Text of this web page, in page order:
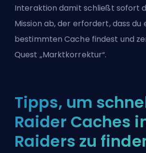
Interaktion damit schließt sofort
Mission ab, der erfordert, dass du
bestimmten Cache findest und
Quest „Marktkorrektur“.
Tipps, um
Raider Caches
Raiders zu